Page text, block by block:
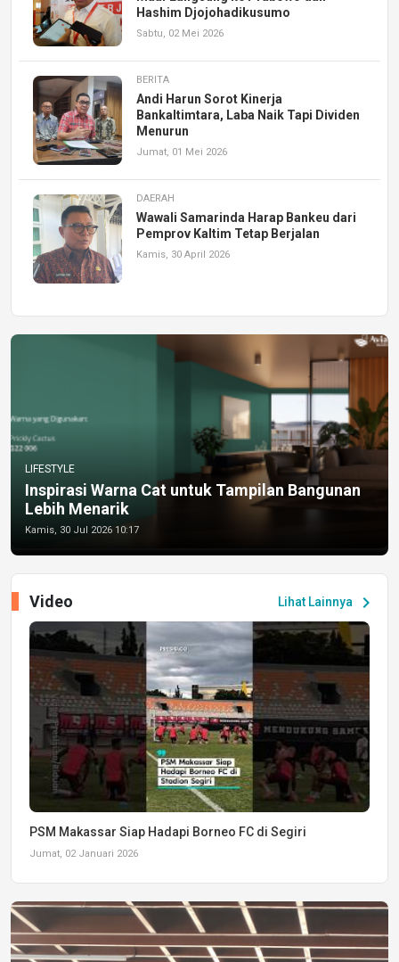
Hashim Djojohadikusumo
Sabtu, 02 Mei 2026
BERITA
Andi Harun Sorot Kinerja
Bankaltimtara, Laba Naik Tapi Dividen
Menurun
Jumat, 01 Mei 2026
DAERAH
Wawali Samarinda Harap Bankeu dari
Pemprov Kaltim Tetap Berjalan
Kamis, 30 April 2026
LIFESTYLE
Inspirasi Warna Cat untuk Tampilan Bangunan
Lebih Menarik
Kamis, 30 Jul 2026 10:17
Lihat Lainnya chevron_right
Video
PSM Makassar Siap Hadapi Borneo FC di Segiri
Jumat, 02 Januari 2026